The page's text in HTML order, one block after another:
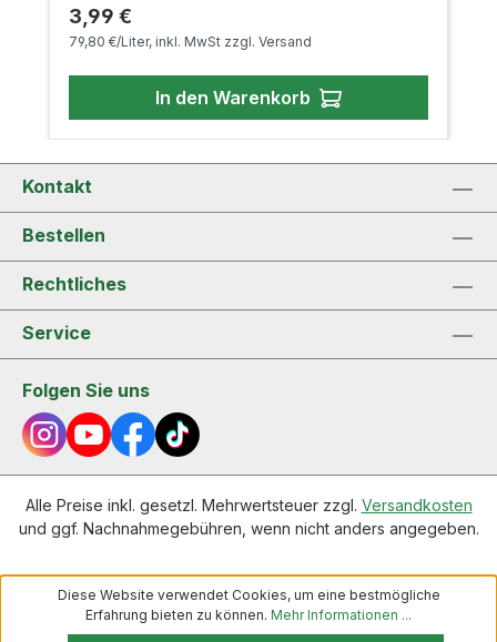
diese Weise gepflegt werden. Inhalt 50 ml / 75
ml / 200 ml
Regulärer Preis:
3,99 €
79,80 €/Liter, inkl. MwSt zzgl. Versand
In den Warenkorb
Kontakt
Bestellen
Rechtliches
Service
Folgen Sie uns
Alle Preise inkl. gesetzl. Mehrwertsteuer zzgl. Versandkosten
und ggf. Nachnahmegebühren, wenn nicht anders angegeben.
Diese Website verwendet Cookies, um eine bestmögliche
Erfahrung bieten zu können. Mehr Informationen ...